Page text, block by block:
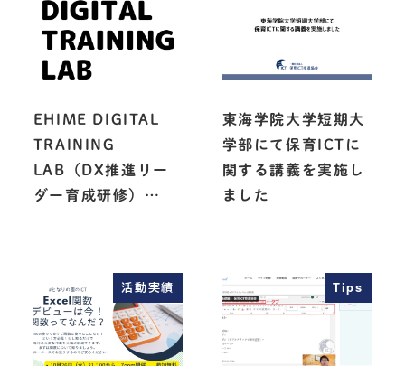
EHIME DIGITAL
TRAINING
LAB（DX推進リー
ダー育成研修）…
東海学院大学短期大
学部にて保育ICTに
関する講義を実施し
ました
活動実績 Tips